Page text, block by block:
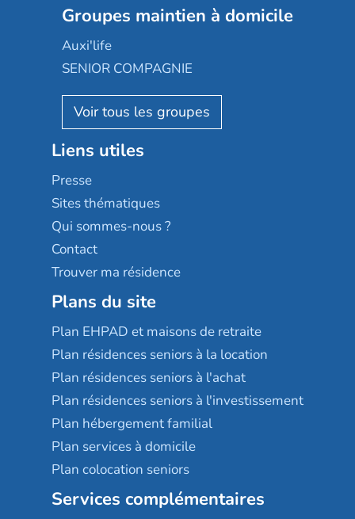
Les jardins d'Arcadie
Occitalia
Appartseniors
Reseda
Stella management
Les villages d'or
Sérénys
Résidences services Villa Médicis
Groupe SOS
Le Noble Âge
Almage
Résidalya
Groupe aplus
Groupes maintien à domicile
Auxi'life
SENIOR COMPAGNIE
AGE D'OR Services
Liens utiles
Presse
Sites thématiques
Qui sommes-nous ?
Contact
Trouver ma résidence
Plans du site
Plan EHPAD et maisons de retraite
Plan résidences seniors à la location
Plan résidences seniors à l'achat
Plan résidences seniors à l'investissement
Plan hébergement familial
Plan services à domicile
Plan colocation seniors
Services complémentaires